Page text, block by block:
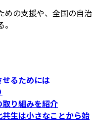
めの支援や、全国の自治
るためには
り組みを紹介
生は小さなことから始